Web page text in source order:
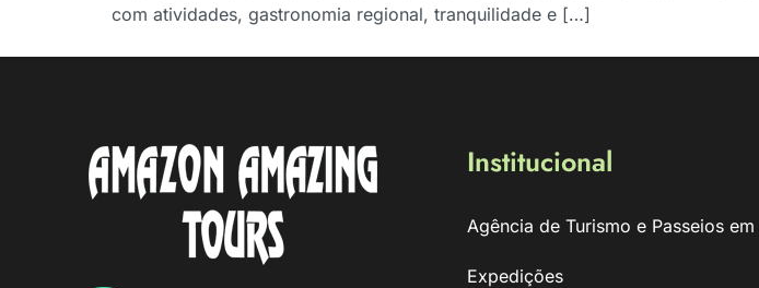
com atividades, gastronomia regional, tranquilidade e […]
Institucional
Agência de Turismo e Passeios em
Expedições